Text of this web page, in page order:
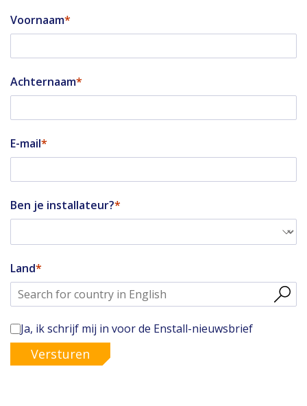
Voornaam
Achternaam
E-mail
Ben je installateur?
Land
Ja, ik schrijf mij in voor de Enstall-nieuwsbrief
Versturen